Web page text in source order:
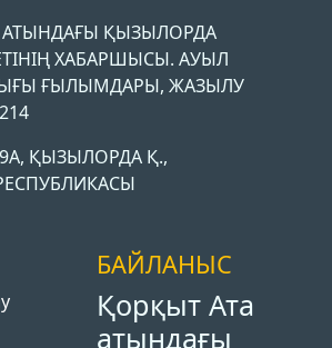
АТЫНДАҒЫ ҚЫЗЫЛОРДА
ХАБАРШЫСЫ. АУЫЛ
ҒЫЛЫМДАРЫ, ЖАЗЫЛУ
ҚЫЗЫЛОРДА Қ.,
БАЙЛАНЫС
Қорқыт Ата
атындағы